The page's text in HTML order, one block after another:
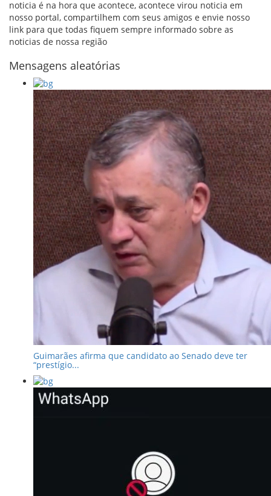
noticia é na hora que acontece, acontece virou noticia em
nosso portal, compartilhem com seus amigos e envie nosso
link para que todas fiquem sempre informado sobre as
noticias de nossa região
Mensagens aleatórias
Guimarães afirma que candidato ao Senado deve ter
“prestígio...